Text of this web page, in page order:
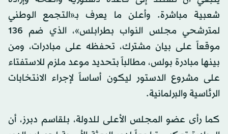
شعبية مباشرة. وأعلن ما يعرف بـ«التجمع الوطني
لمترشحي مجلس النواب بطرابلس»، الذي ضم 136
موقعاً على بيان مشترك، تحفظه على مبادرات، ومن
بينها مبادرة بولس، مطالباً بتحديد موعد ملزم للاستفتاء
على مشروع الدستور ليكون أساساً لإجراء الانتخابات
الرئاسية والبرلمانية.
كما رأى عضو المجلس الأعلى للدولة، بلقاسم دبرز، أن